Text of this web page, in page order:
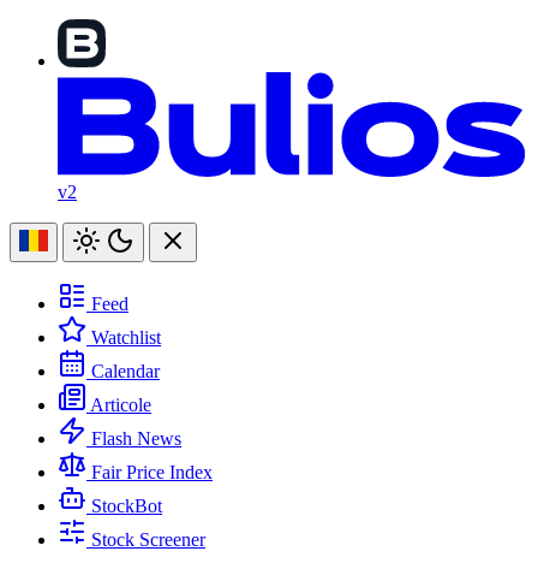
v2
Feed
Watchlist
Calendar
Articole
Flash News
Fair Price Index
StockBot
Stock Screener